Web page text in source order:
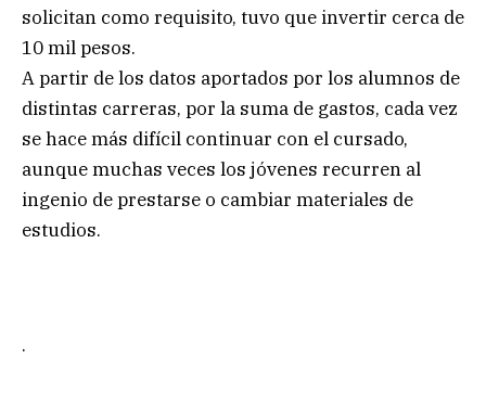
solicitan como requisito, tuvo que invertir cerca de
10 mil pesos.
A partir de los datos aportados por los alumnos de
distintas carreras, por la suma de gastos, cada vez
se hace más difícil continuar con el cursado,
aunque muchas veces los jóvenes recurren al
ingenio de prestarse o cambiar materiales de
estudios.
.